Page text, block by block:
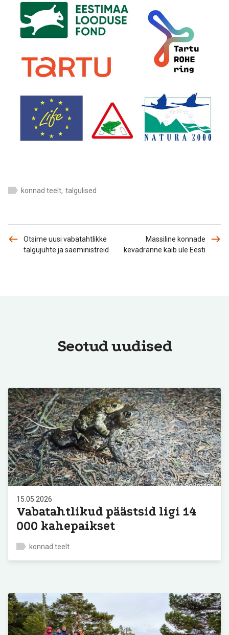
konnad teelt, talgulised
Otsime uusi vabatahtlikke
talgujuhte ja saeministreid
Massiline konnade
kevadränne käib üle Eesti
Seotud uudised
15.05.2026
Vabatahtlikud päästsid ligi 14
000 kahepaikset
konnad teelt